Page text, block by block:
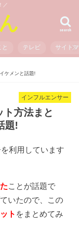
／
search
テレビ サイト
ケメンと話題!
インフルエンサー
ト方法まと
題!
利用しています
ことが話題で
いたので、この
ト をまとめてみ